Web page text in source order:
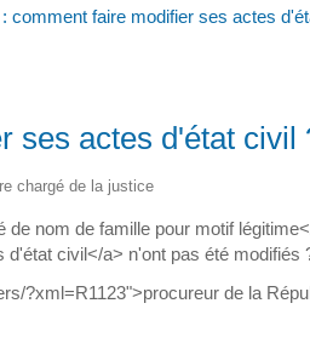
comment faire modifier ses actes
ses actes d'état civil
chargé de la justice
nom de famille pour motif
civil</a> n'ont pas été modifiés
?xml=R1123">procureur de la